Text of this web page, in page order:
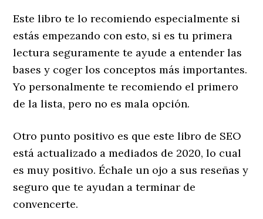
Este libro te lo recomiendo especialmente si
estás empezando con esto, si es tu primera
lectura seguramente te ayude a entender las
bases y coger los conceptos más importantes.
Yo personalmente te recomiendo el primero
de la lista, pero no es mala opción.
Otro punto positivo es que este libro de SEO
está actualizado a mediados de 2020, lo cual
es muy positivo. Échale un ojo a sus reseñas y
seguro que te ayudan a terminar de
convencerte.